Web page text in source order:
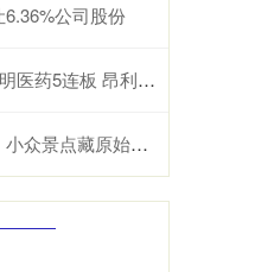
公司股份
5连板 昂利康3连板
点藏原始生活质感